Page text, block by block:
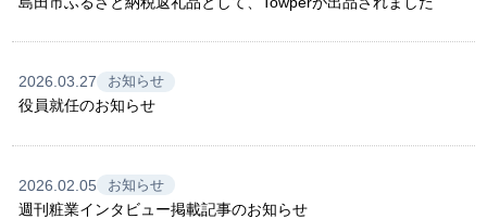
2026.03.27 お知らせ
役員就任のお知らせ
2026.02.05 お知らせ
週刊粧業インタビュー掲載記事のお知らせ